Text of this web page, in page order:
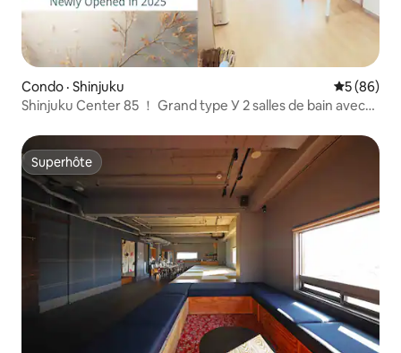
Condo · Shinjuku Note
5 (86)
Shinjuku Center 85 ！ Grand type У 2 salles de bain avec
groupes У Ascenseur privé | 2 minutes à pied de la gare la
plus proche У Consigne à bagages
Superhôte
Superhôte